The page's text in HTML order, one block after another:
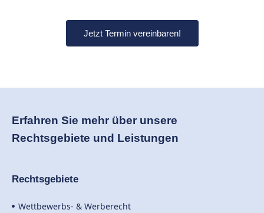
Jetzt Termin vereinbaren!
Erfahren Sie mehr über unsere
Rechtsgebiete und Leistungen
Rechtsgebiete
Wettbewerbs- & Werberecht